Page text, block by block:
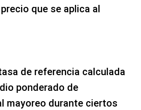
que se aplica al
de referencia calculada
ponderado de
mayoreo durante ciertos